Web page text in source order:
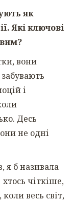
як
Які ключові
вони
і
Десь
не одні
я б називала
чіткіше,
весь світ,